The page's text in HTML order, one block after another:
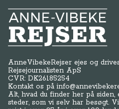
Anne-Vibeke Rejser
AnneVibekeRejser ejes og
Rejsejournalisten ApS
CVR: DK26185254
Kontakt os på
Alt, hvad du finder her på siden,
steder, som vi selv har besøgt.